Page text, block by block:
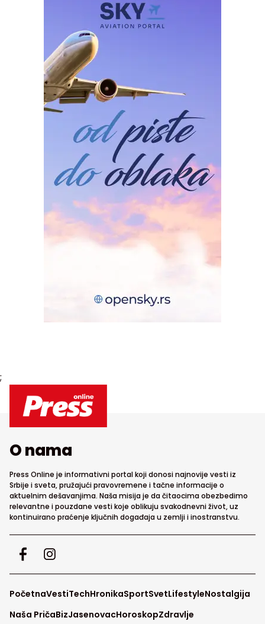
;
O nama
Press Online je informativni portal koji donosi najnovije vesti iz
Srbije i sveta, pružajući pravovremene i tačne informacije o
aktuelnim dešavanjima. Naša misija je da čitaocima obezbedimo
relevantne i pouzdane vesti koje oblikuju svakodnevni život, uz
kontinuirano praćenje ključnih događaja u zemlji i inostranstvu.
PočetnaVestiTechHronikaSportSvetLifestyleNostalgija
Naša PričaBizJasenovacHoroskopZdravlje